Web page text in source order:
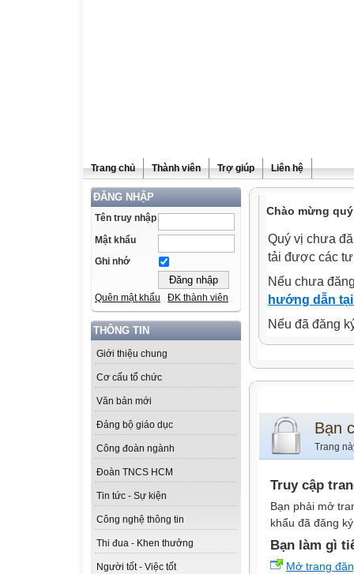
Trang chủ Thành viên Trợ giúp Liên hệ
ĐĂNG NHẬP
Tên truy nhập
Mật khẩu
Ghi nhớ
Quên mật khẩu ĐK thành viên
THÔNG TIN
Giới thiệu chung
Cơ cấu tổ chức
Văn bản mới
Đảng bộ giáo dục
Công đoàn ngành
Đoàn TNCS HCM
Tin tức - Sự kiện
Công nghệ thông tin
Thi đua - Khen thưởng
Người tốt - Việc tốt
Chào mừng
Quý vị chưa
tải được các
Nếu chưa
hướng dẫn
Nếu đã đăng
Bạn
Trang
Truy cập
Bạn phải mở
khẩu đã đăng
Bạn làm gì
Mở trang